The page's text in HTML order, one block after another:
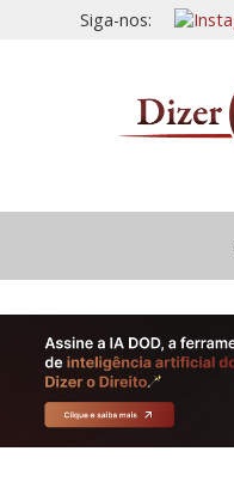
Siga-nos: